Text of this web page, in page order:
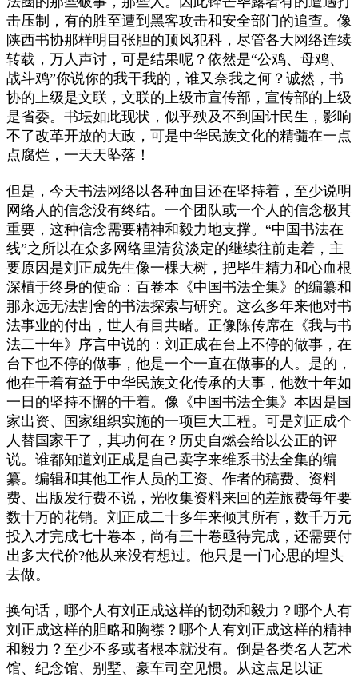
击压制，有的胜至遭到黑客攻击和安全部门的追查。像
陕西书协那样明目张胆的顶风犯科，尽管各大网络连续
转载，万人声讨，可是结果呢？依然是“公鸡、母鸡、
战斗鸡”你说你的我干我的，谁又奈我之何？诚然，书
协的上级是文联，文联的上级市宣传部，宣传部的上级
是省委。书坛如此现状，似乎殃及不到国计民生，影响
不了改革开放的大政，可是中华民族文化的精髓在一点
点腐烂，一天天坠落！
但是，今天书法网络以各种面目还在坚持着，至少说明
网络人的信念没有终结。一个团队或一个人的信念极其
重要，这种信念需要精神和毅力地支撑。“中国书法在
线”之所以在众多网络里清贫淡定的继续往前走着，主
要原因是刘正成先生像一棵大树，把毕生精力和心血根
深植于终身的使命：百卷本《中国书法全集》的编纂和
那永远无法割舍的书法探索与研究。这么多年来他对书
法事业的付出，世人有目共睹。正像陈传席在《我与书
法二十年》序言中说的：刘正成在台上不停的做事，在
台下也不停的做事，他是一个一直在做事的人。是的，
他在干着有益于中华民族文化传承的大事，他数十年如
一日的坚持不懈的干着。像《中国书法全集》本因是国
家出资、国家组织实施的一项巨大工程。可是刘正成个
人替国家干了，其功何在？历史自燃会给以公正的评
说。谁都知道刘正成是自己卖字来维系书法全集的编
纂。编辑和其他工作人员的工资、作者的稿费、资料
费、出版发行费不说，光收集资料来回的差旅费每年要
数十万的花销。刘正成二十多年来倾其所有，数千万元
投入才完成七十卷本，尚有三十卷亟待完成，还需要付
出多大代价?他从来没有想过。他只是一门心思的埋头
去做。
换句话，哪个人有刘正成这样的韧劲和毅力？哪个人有
刘正成这样的胆略和胸襟？哪个人有刘正成这样的精神
和毅力？至少不多或者根本就没有。倒是各类名人艺术
馆、纪念馆、别墅、豪车司空见惯。从这点足以证